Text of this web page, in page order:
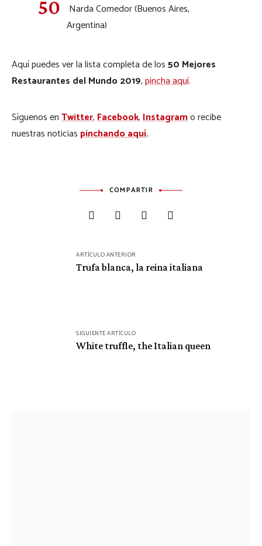
Narda Comedor (Buenos Aires,
Argentina)
Aquí puedes ver la lista completa de los50 Mejores
Restaurantes del Mundo 2019,pincha aquí.
Síguenos enTwitter,Facebook,Instagramo recibe
nuestras noticias pinchando aquí.
COMPARTIR
ARTÍCULO ANTERIOR
Trufa blanca, la reina italiana
SIGUIENTE ARTÍCULO
White truffle, the Italian queen